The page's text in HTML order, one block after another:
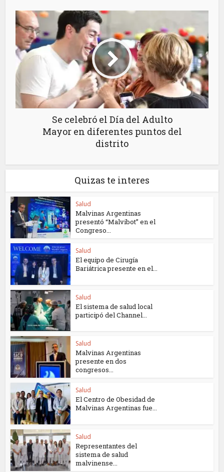
Se celebró el Día del Adulto
Mayor en diferentes puntos del
distrito
Quizas te interes
Salud
Malvinas Argentinas
presentó “Malvibot” en el
Congreso...
Salud
El equipo de Cirugía
Bariátrica presente en el...
Salud
El sistema de salud local
participó del Channel...
Salud
Malvinas Argentinas
presente en dos
congresos...
Salud
El Centro de Obesidad de
Malvinas Argentinas fue...
Salud
Representantes del
sistema de salud
malvinense...